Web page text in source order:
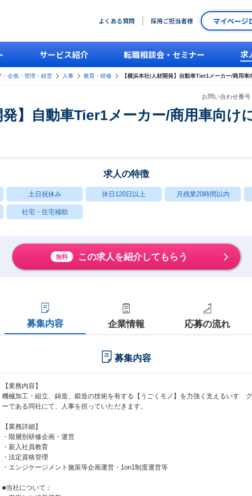
よくある質問 採用ご担当者様 マイページ
サービス紹介 転職相談会・セミナー 求
・企画・管理・経営 人事 教育・研修 【横浜本社/⼈材開発】⾃動⾞Tier1メーカー/商⽤⾞
お問い合わせ番
発】⾃動⾞Tier1メーカー/商⽤⾞向け
求人の特徴
土日祝休み 休日120日以上 月残業20時間以内
社宅・住宅補助
無料 この求人を紹介してもらう
募集内容 企業情報 応募の流れ
募集内容
【業務内容】
機械加⼯・組⽴、鋳造、鍛造の技術を有する【うごくモノ】を⼒強く⽀えるいすゞ
ーである同社にて、⼈事を担っていただきます。
【業務詳細】
・階層別研修企画・運営
・新⼊社員教育
・法定資格管理
・エンジケージメント施策等企画運営・1on1制度運営等
■当社について：